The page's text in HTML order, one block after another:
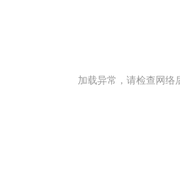
加载异常，请检查网络